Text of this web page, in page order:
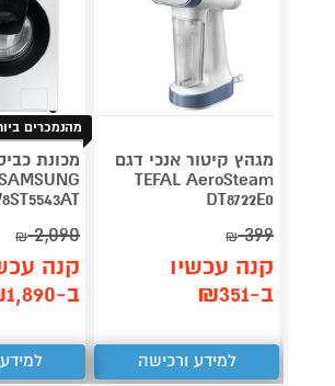
מגהץ קיטור אנכי דגם
TEFAL AeroSteam
DT8722E0
399
₪
קנה עכשיו
ב-₪351
למידע ורכישה
מהנמכרים
2,090
₪
קנה
ב-₪1,890